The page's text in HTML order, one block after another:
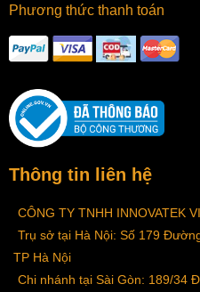
Phương thức thanh toán
Thông tin liên hệ
CÔNG TY TNHH INNOVATEK
Trụ sở tại Hà Nội: Số 179
TP Hà Nội
Chi nhánh tại Sài Gòn: 189/34